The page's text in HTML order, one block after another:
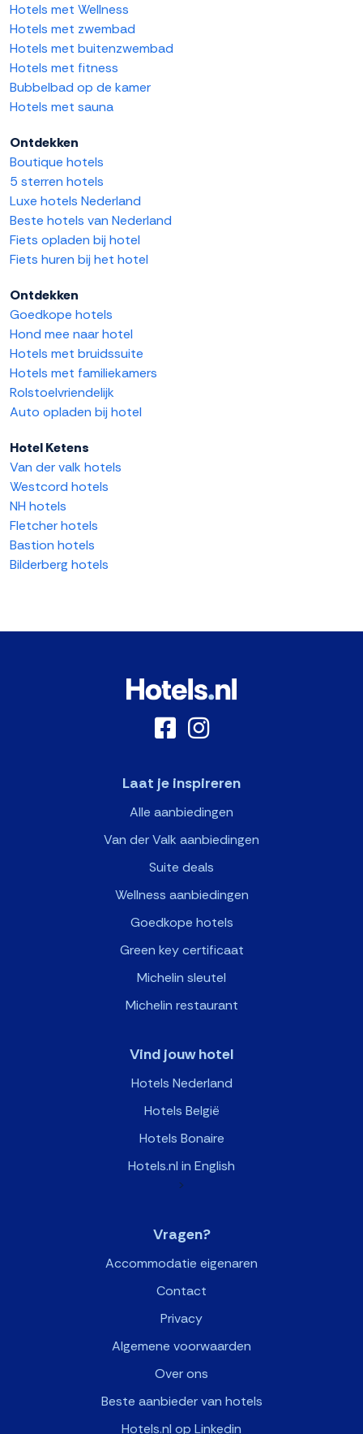
Hotels met Wellness
Hotels met zwembad
Hotels met buitenzwembad
Hotels met fitness
Bubbelbad op de kamer
Hotels met sauna
Ontdekken
Boutique hotels
5 sterren hotels
Luxe hotels Nederland
Beste hotels van Nederland
Fiets opladen bij hotel
Fiets huren bij het hotel
Ontdekken
Goedkope hotels
Hond mee naar hotel
Hotels met bruidssuite
Hotels met familiekamers
Rolstoelvriendelijk
Auto opladen bij hotel
Hotel Ketens
Van der valk hotels
Westcord hotels
NH hotels
Fletcher hotels
Bastion hotels
Bilderberg hotels
Laat je inspireren
Alle aanbiedingen
Van der Valk aanbiedingen
Suite deals
Wellness aanbiedingen
Goedkope hotels
Green key certificaat
Michelin sleutel
Michelin restaurant
Vind jouw hotel
Hotels Nederland
Hotels België
Hotels Bonaire
Hotels.nl in English
>
Vragen?
Accommodatie eigenaren
Contact
Privacy
Algemene voorwaarden
Over ons
Beste aanbieder van hotels
Hotels.nl op Linkedin